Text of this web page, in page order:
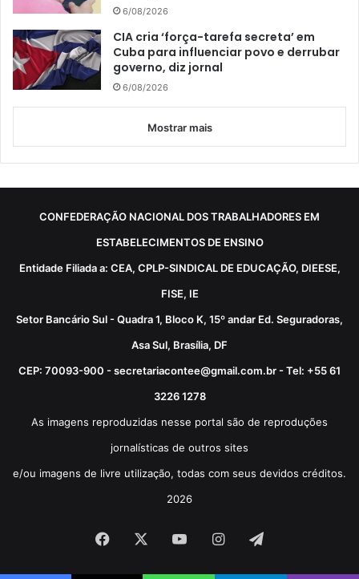
6/08/2026
CIA cria ‘força-tarefa secreta’ em
Cuba para influenciar povo e derrubar
governo, diz jornal
6/08/2026
Mostrar mais
CONFEDERAÇÃO NACIONAL DOS TRABALHADORES EM
ESTABELECIMENTOS DE ENSINO
Entidade Filiada a: CEA, CPLP-SINDICAL DE EDUCAÇÃO, DIEESE,
FISE, IE
Setor Bancário Sul - Quadra 1, Bloco K, 15º andar Ed. Seguradoras,
Asa Sul, Brasília, DF
CEP: 70093-900 - secretariacontee@gmail.com.br - Tel: +55 61
3226 1278
As imagens reproduzidas nesse portal são de reproduções
jornalísticas de outros sites
e/ou imagens de livre utilização, todas com seus devidos créditos.
2026
Facebook YouTubeInstagram